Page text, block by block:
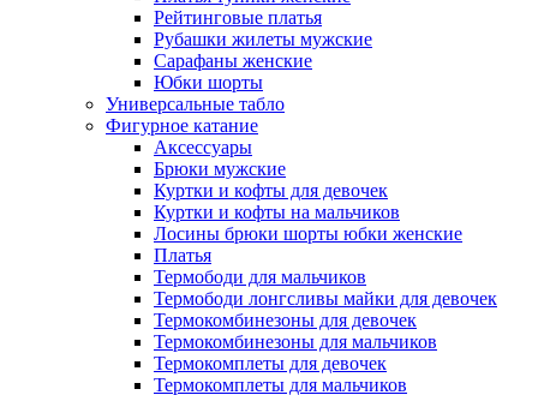
Рейтинговые платья
Рубашки жилеты мужские
Сарафаны женские
Юбки шорты
Универсальные табло
Фигурное катание
Аксессуары
Брюки мужские
Куртки и кофты для девочек
Куртки и кофты на мальчиков
Лосины брюки шорты юбки женские
Платья
Термободи для мальчиков
Термободи лонгсливы майки для девочек
Термокомбинезоны для девочек
Термокомбинезоны для мальчиков
Термокомплеты для девочек
Термокомплеты для мальчиков